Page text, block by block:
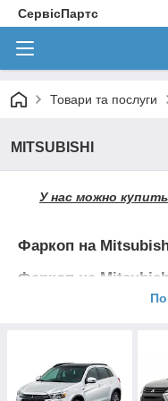
СервісПартс
Товари та послуги
MITSUBISHI
У нас можно
Фаркоп на
Фаркоп на
Фаркоп на